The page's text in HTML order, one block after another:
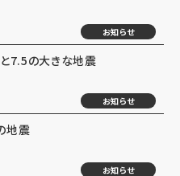
お知らせ
7.5の大きな地震
お知らせ
地震
お知らせ